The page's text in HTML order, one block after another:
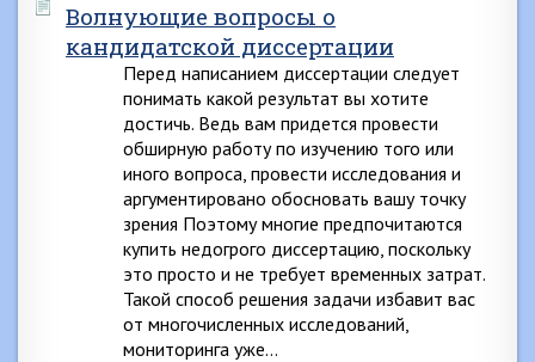
Волнующие вопросы о
кандидатской диссертации
Перед написанием диссертации следует
понимать какой результат вы хотите
достичь. Ведь вам придется провести
обширную работу по изучению того или
иного вопроса, провести исследования и
аргументировано обосновать вашу точку
зрения Поэтому многие предпочитаются
купить недогрого диссертацию, поскольку
это просто и не требует временных затрат.
Такой способ решения задачи избавит вас
от многочисленных исследований,
мониторинга уже…